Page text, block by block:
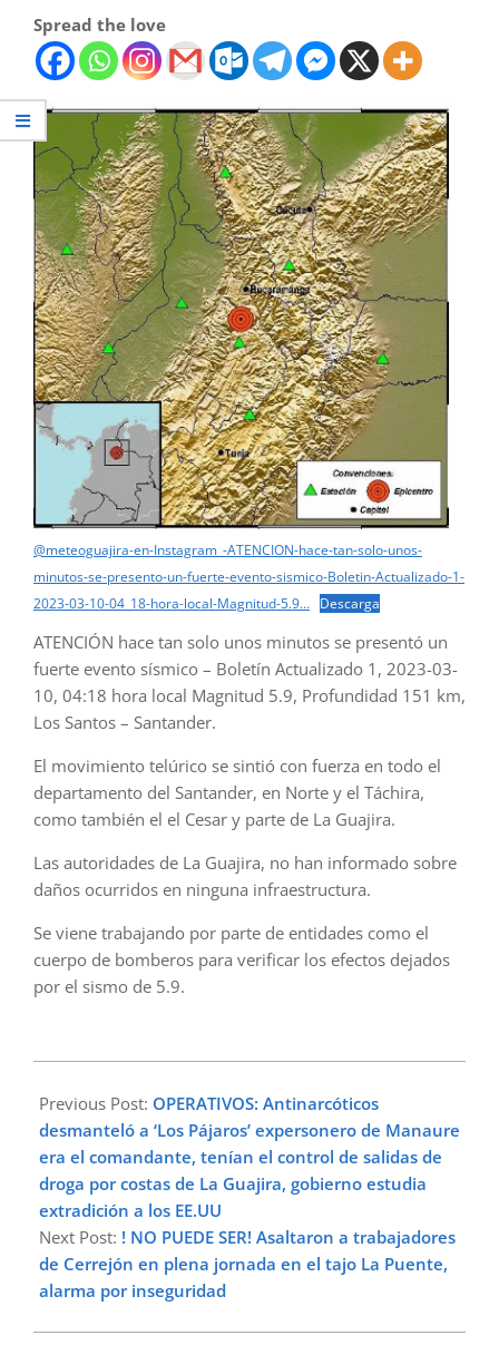
Spread the love
@meteoguajira-en-Instagram_-ATENCION-hace-tan-solo-unos-
minutos-se-presento-un-fuerte-evento-sismico-Boletin-Actualizado-1-
2023-03-10-04_18-hora-local-Magnitud-5.9… Descarga
ATENCIÓN hace tan solo unos minutos se presentó un
fuerte evento sísmico – Boletín Actualizado 1, 2023-03-
10, 04:18 hora local Magnitud 5.9, Profundidad 151 km,
Los Santos – Santander.
El movimiento telúrico se sintió con fuerza en todo el
departamento del Santander, en Norte y el Táchira,
como también el el Cesar y parte de La Guajira.
Las autoridades de La Guajira, no han informado sobre
daños ocurridos en ninguna infraestructura.
Se viene trabajando por parte de entidades como el
cuerpo de bomberos para verificar los efectos dejados
por el sismo de 5.9.
03-
10
Previous Post: OPERATIVOS: Antinarcóticos
desmanteló a ‘Los Pájaros’ expersonero de Manaure
era el comandante, tenían el control de salidas de
droga por costas de La Guajira, gobierno estudia
extradición a los EE.UU
Next Post: ! NO PUEDE SER! Asaltaron a trabajadores
de Cerrejón en plena jornada en el tajo La Puente,
alarma por inseguridad